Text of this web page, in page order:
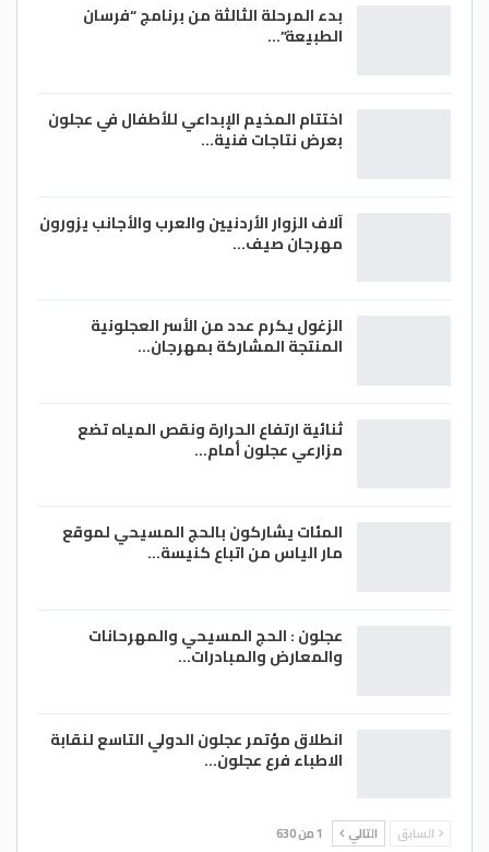
بدء المرحلة الثالثة من برنامج “فرسان
الطبيعة”…
اختتام المخيم الإبداعي للأطفال في عجلون
بعرض نتاجات فنية…
آلاف الزوار الأردنيين والعرب والأجانب يزورون
مهرجان صيف…
الزغول يكرم عدد من الأسر العجلونية
المنتجة المشاركة بمهرجان…
ثنائية ارتفاع الحرارة ونقص المياه تضع
مزارعي عجلون أمام…
المئات يشاركون بالحج المسيحي لموقع
مار الياس من اتباع كنيسة…
عجلون : الحج المسيحي والمهرحانات
والمعارض والمبادرات…
انطلاق مؤتمر عجلون الدولي التاسع لنقابة
الاطباء فرع عجلون…
السابق التالي 1 من 630